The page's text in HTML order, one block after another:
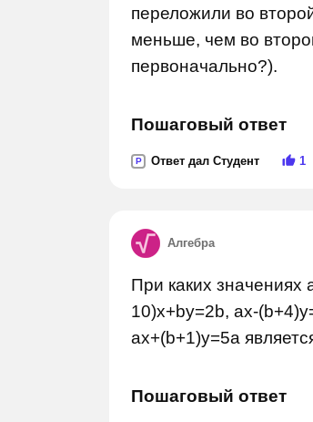
переложили во
меньше, чем во
первоначально?).
Пошаговый ответ
P Ответ дал Студент 1
Алгебра
При каких
10)x+by=2b, ax-
ax+(b+1)y=5a
Пошаговый ответ